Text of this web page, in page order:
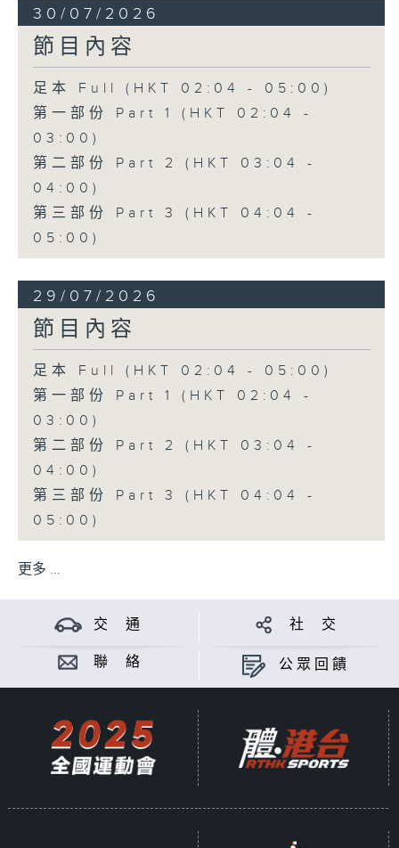
30/07/2026
節目內容
足本 Full (HKT 02:04 - 05:00)
第一部份 Part 1 (HKT 02:04 -
03:00)
第二部份 Part 2 (HKT 03:04 -
04:00)
第三部份 Part 3 (HKT 04:04 -
05:00)
29/07/2026
節目內容
足本 Full (HKT 02:04 - 05:00)
第一部份 Part 1 (HKT 02:04 -
03:00)
第二部份 Part 2 (HKT 03:04 -
04:00)
第三部份 Part 3 (HKT 04:04 -
05:00)
更多 ...
交 通 社 交
聯 絡 公眾回饋